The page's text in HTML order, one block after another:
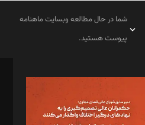
شما در حال مطالعه وبسایت ماهنامه
پیوست هستید.